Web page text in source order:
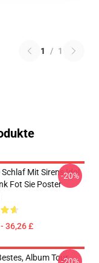
1 / 1
Mit Sirens Idol
Fot Sie Poster
36,26 £
-20%
Album Tour